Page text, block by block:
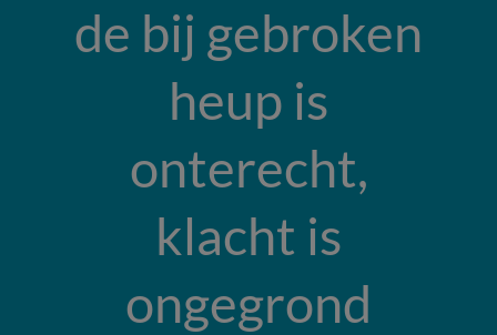
de bij gebroken
heup is
onterecht,
klacht is
ongegrond